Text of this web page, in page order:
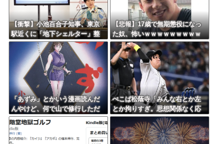
【衝撃】小池百合子知事、東京
駅近くに「地下シェルター」整
備を正式表明ｗｗｗｗｗｗｗｗ
【悲報】17歳で無期懲役になっ
た奴、怖いｗｗｗｗｗｗｗｗｗ
ｗｗｗｗｗｗｗｗｗｗｗｗｗｗ
ｗ
「あずみ」とかいう漫画読んだ
んやけど、何で山で修行しただ
けの子供達があんなに強いんや
ぺこぱ松蔭寺「みんな右とか左
とか拘りすぎ。思想関係なく応
援しようよ」